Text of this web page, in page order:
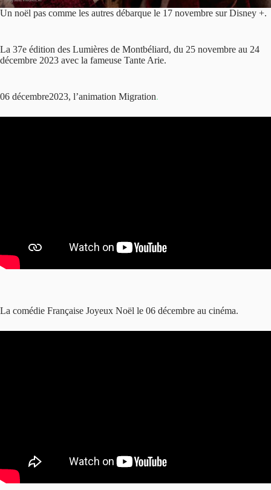
Un noël pas comme les autres débarque le 17 novembre sur Disney +.
La 37e édition des Lumières de Montbéliard, du 25 novembre au 24
décembre 2023 avec la fameuse Tante Arie.
06 décembre2023, l’animation Migration.
La comédie Française Joyeux Noël le 06 décembre au cinéma.